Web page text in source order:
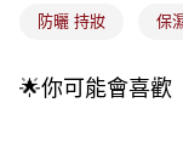
2.透過簡訊連結打開帳
帳／街口支付／iPASS
【注意事項】
1.本服務係由「台灣大
7-11取貨付款
付款後7-11取貨
防曬 持妝 保
🌟你可能會喜歡